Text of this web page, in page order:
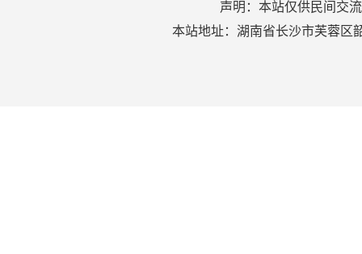
声明：本站仅供民间交
本站地址：湖南省长沙市芙蓉区